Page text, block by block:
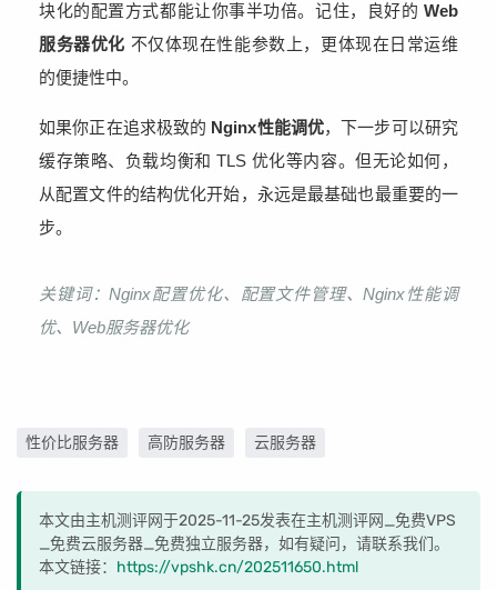
块化的配置方式都能让你事半功倍。记住，良好的 Web
服务器优化 不仅体现在性能参数上，更体现在日常运维
的便捷性中。
如果你正在追求极致的 Nginx性能调优，下一步可以研究
缓存策略、负载均衡和 TLS 优化等内容。但无论如何，
从配置文件的结构优化开始，永远是最基础也最重要的一
步。
关键词：Nginx配置优化、配置文件管理、Nginx性能调
优、Web服务器优化
性价比服务器 高防服务器 云服务器
本文由主机测评网于2025-11-25发表在主机测评网_免费VPS
_免费云服务器_免费独立服务器，如有疑问，请联系我们。
本文链接： https://vpshk.cn/202511650.html